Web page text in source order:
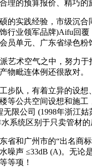
理的预算报价、精巧
实践经验，市级沉合
行业领军品牌)Aifu回
单元、广东省绿色
术空气之中，努力于
物毗连体例还很敌对。
队，有着立异的设想
等公共空间设想和施
限公司 (1998年浙江
系统区别于只卖管材的
和广州市的“出名商
噪声 ≤33dB (A)。无
等项！